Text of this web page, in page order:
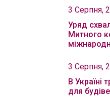
3 Серпня,
Уряд
Митного
3 Серпня,
В Україні
для